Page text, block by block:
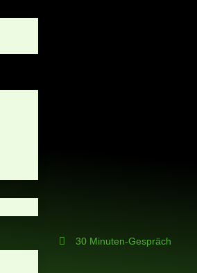
30 Minuten-Gespräch